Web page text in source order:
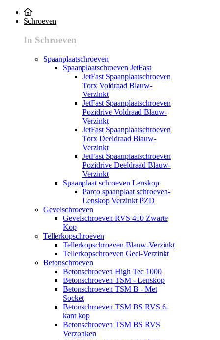
Schroeven
In Schroeven
Spaanplaatschroeven
Spaanplaatschroeven JetFast
JetFast Spaanplaatschroeven
Torx Voldraad Blauw-
Verzinkt
JetFast Spaanplaatschroeven
Pozidrive Voldraad Blauw-
Verzinkt
JetFast Spaanplaatschroeven
Torx Deeldraad Blauw-
Verzinkt
JetFast Spaanplaatschroeven
Pozidrive Deeldraad Blauw-
Verzinkt
Spaanplaat schroeven Lenskop
Parco spaanplaat schroeven-
Lenskop Verzinkt PZD
Gevelschroeven
Gevelschroeven RVS 410 Zwarte
Kop
Tellerkopschroeven
Tellerkopschroeven Blauw-Verzinkt
Tellerkopschroeven Geel-Verzinkt
Betonschroeven
Betonschroeven High Tec 1000
Betonschroeven TSM - Lenskop
Betonschroeven TSM B - Met
Socket
Betonschroeven TSM BS RVS 6-
kant kop
Betonschroeven TSM BS RVS
Verzonken